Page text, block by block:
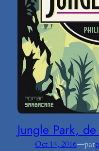
Jungle Park,
Oct 14, 2016—par